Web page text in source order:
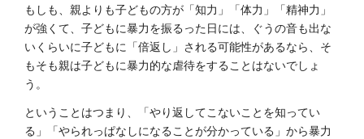
もしも、親よりも子どもの方が「知力」「体力」「精神力」
が強くて、子どもに暴力を振るった日には、ぐうの音も出な
いくらいに子どもに「倍返し」される可能性があるなら、そ
もそも親は子どもに暴力的な虐待をすることはないでしょ
う。
ということはつまり、「やり返してこないことを知ってい
る」「やられっぱなしになることが分かっている」から暴力